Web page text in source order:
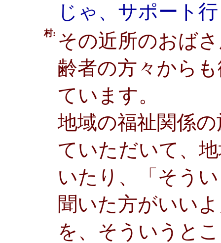
じゃ、サポート
村: その近所のおば
齢者の方々から
ています。
地域の福祉関係
ていただいて、
いたり、「そう
聞いた方がいい
を、そういうと